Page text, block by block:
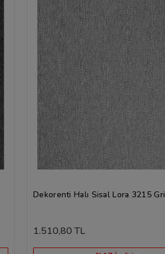
Dekorenti Halı Sisal Lora 3215 Gri
1.510,80 TL